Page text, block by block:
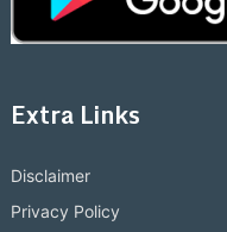
Extra Links
Disclaimer
Privacy Policy